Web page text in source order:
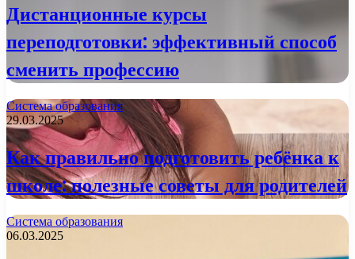
Дистанционные курсы
переподготовки: эффективный способ
сменить профессию
Система образования
29.03.2025
Как правильно подготовить ребёнка к
школе: полезные советы для родителей
Система образования
06.03.2025